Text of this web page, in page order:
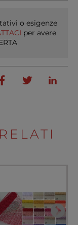
o esigenze
per avere